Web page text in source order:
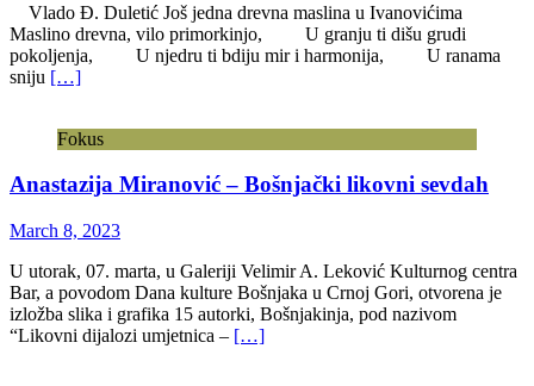
Vlado Đ. Duletić Još jedna drevna maslina u Ivanovićima
Maslino drevna, vilo primorkinjo, U granju ti dišu grudi
pokoljenja, U njedru ti bdiju mir i harmonija, U ranama
sniju […]
Fokus
Anastazija Miranović – Bošnjački likovni sevdah
March 8, 2023
U utorak, 07. marta, u Galeriji Velimir A. Leković Kulturnog centra
Bar, a povodom Dana kulture Bošnjaka u Crnoj Gori, otvorena je
izložba slika i grafika 15 autorki, Bošnjakinja, pod nazivom
“Likovni dijalozi umjetnica – […]